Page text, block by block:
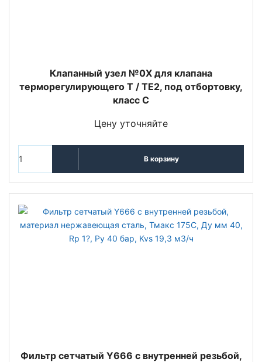
Клапанный узел №0X для клапана
терморегулирующего T / TE2, под отбортовку,
класс С
Цену уточняйте
В корзину
Фильтр сетчатый Y666 с внутренней резьбой,